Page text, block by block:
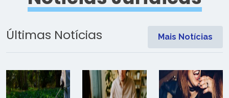
Últimas Notícias Mais Notícias